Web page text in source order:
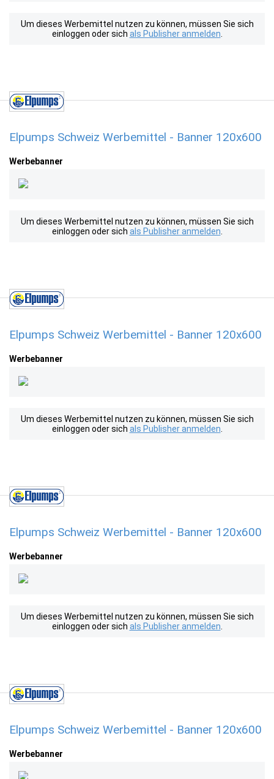
Um dieses Werbemittel nutzen zu können, müssen Sie sich
einloggen oder sich als Publisher anmelden
Elpumps Schweiz Werbemittel - Banner 120x600
Werbebanner
Um dieses Werbemittel nutzen zu können, müssen Sie sich
einloggen oder sich als Publisher anmelden
Elpumps Schweiz Werbemittel - Banner 120x600
Werbebanner
Um dieses Werbemittel nutzen zu können, müssen Sie sich
einloggen oder sich als Publisher anmelden
Elpumps Schweiz Werbemittel - Banner 120x600
Werbebanner
Um dieses Werbemittel nutzen zu können, müssen Sie sich
einloggen oder sich als Publisher anmelden
Elpumps Schweiz Werbemittel - Banner 120x600
Werbebanner